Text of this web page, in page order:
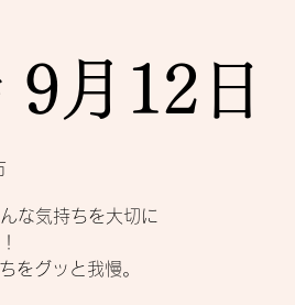
9月12日
な気持ちを大切に
をグッと我慢。